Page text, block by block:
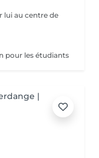
lui au centre de
pour les étudiants